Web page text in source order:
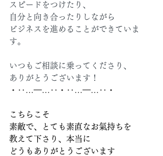
スピードをつけたり、
自分と向き合ったりしながら
ビジネスを進めることができていま
す。
いつもご相談に乗ってくださり、
ありがとうございます！
・‥…━…‥・‥…━…‥・
こちらこそ
素敵で、とても素直なお氣持ちを
教えて下さり、本当に
どうもありがとうございます